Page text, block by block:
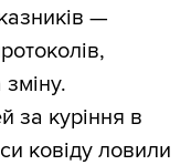
—
за куріння в
ковіду ловили